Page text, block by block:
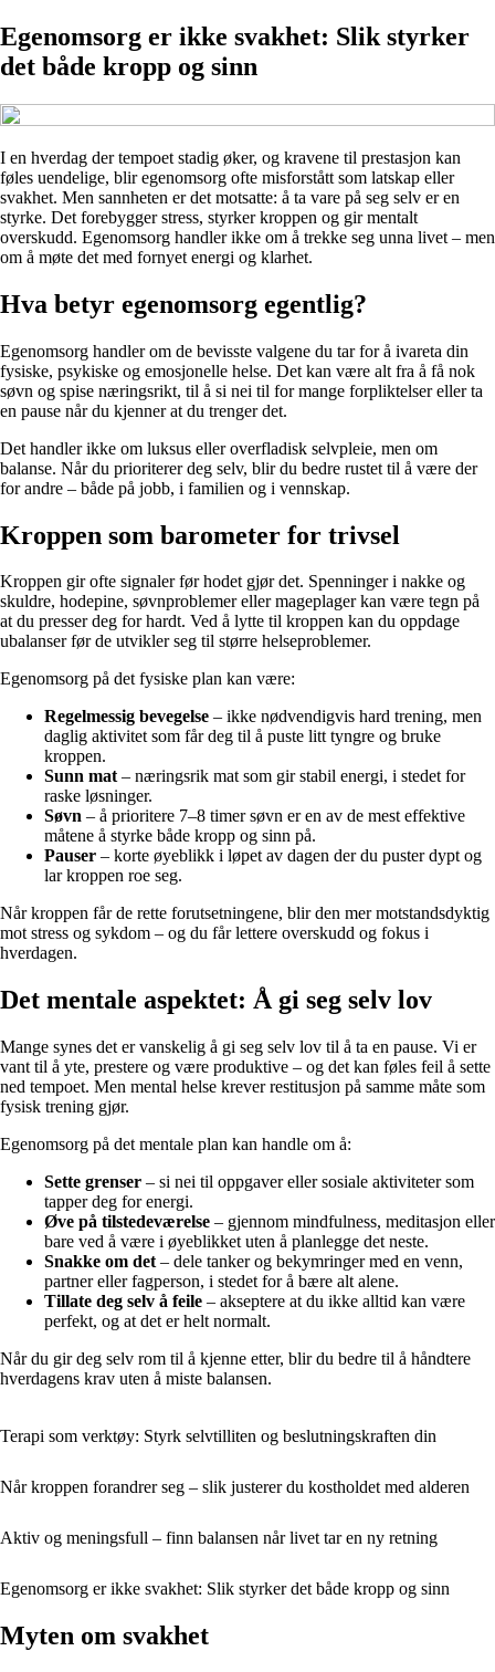
Egenomsorg er ikke svakhet: Slik styrker
det både kropp og sinn
I en hverdag der tempoet stadig øker, og kravene til prestasjon kan
føles uendelige, blir egenomsorg ofte misforstått som latskap eller
svakhet. Men sannheten er det motsatte: å ta vare på seg selv er en
styrke. Det forebygger stress, styrker kroppen og gir mentalt
overskudd. Egenomsorg handler ikke om å trekke seg unna livet – men
om å møte det med fornyet energi og klarhet.
Hva betyr egenomsorg egentlig?
Egenomsorg handler om de bevisste valgene du tar for å ivareta din
fysiske, psykiske og emosjonelle helse. Det kan være alt fra å få nok
søvn og spise næringsrikt, til å si nei til for mange forpliktelser eller ta
en pause når du kjenner at du trenger det.
Det handler ikke om luksus eller overfladisk selvpleie, men om
balanse. Når du prioriterer deg selv, blir du bedre rustet til å være der
for andre – både på jobb, i familien og i vennskap.
Kroppen som barometer for trivsel
Kroppen gir ofte signaler før hodet gjør det. Spenninger i nakke og
skuldre, hodepine, søvnproblemer eller mageplager kan være tegn på
at du presser deg for hardt. Ved å lytte til kroppen kan du oppdage
ubalanser før de utvikler seg til større helseproblemer.
Egenomsorg på det fysiske plan kan være:
Regelmessig bevegelse – ikke nødvendigvis hard trening, men
daglig aktivitet som får deg til å puste litt tyngre og bruke
kroppen.
Sunn mat– næringsrik mat som gir stabil energi, i stedet for
raske løsninger.
Søvn – å prioritere 7–8 timer søvn er en av de mest effektive
måtene å styrke både kropp og sinn på.
Pauser – korte øyeblikk i løpet av dagen der du puster dypt og
lar kroppen roe seg.
Når kroppen får de rette forutsetningene, blir den mer motstandsdyktig
mot stress og sykdom – og du får lettere overskudd og fokus i
hverdagen.
Det mentale aspektet: Å gi seg selv lov
Mange synes det er vanskelig å gi seg selv lov til å ta en pause. Vi er
vant til å yte, prestere og være produktive – og det kan føles feil å sette
ned tempoet. Men mental helse krever restitusjon på samme måte som
fysisk trening gjør.
Egenomsorg på det mentale plan kan handle om å:
Sette grenser – si nei til oppgaver eller sosiale aktiviteter som
tapper deg for energi.
Øve på tilstedeværelse – gjennom mindfulness, meditasjon eller
bare ved å være i øyeblikket uten å planlegge det neste.
Snakke om det – dele tanker og bekymringer med en venn,
partner eller fagperson, i stedet for å bære alt alene.
Tillate deg selv å feile – akseptere at du ikke alltid kan være
perfekt, og at det er helt normalt.
Når du gir deg selv rom til å kjenne etter, blir du bedre til å håndtere
hverdagens krav uten å miste balansen.
Terapi som verktøy: Styrk selvtilliten og beslutningskraften din
Når kroppen forandrer seg – slik justerer du kostholdet med alderen
Aktiv og meningsfull – finn balansen når livet tar en ny retning
Egenomsorg er ikke svakhet: Slik styrker det både kropp og sinn
Myten om svakhet